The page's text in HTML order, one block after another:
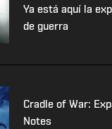
Ya está aquí la
de guerra
Cradle of War:
Notes